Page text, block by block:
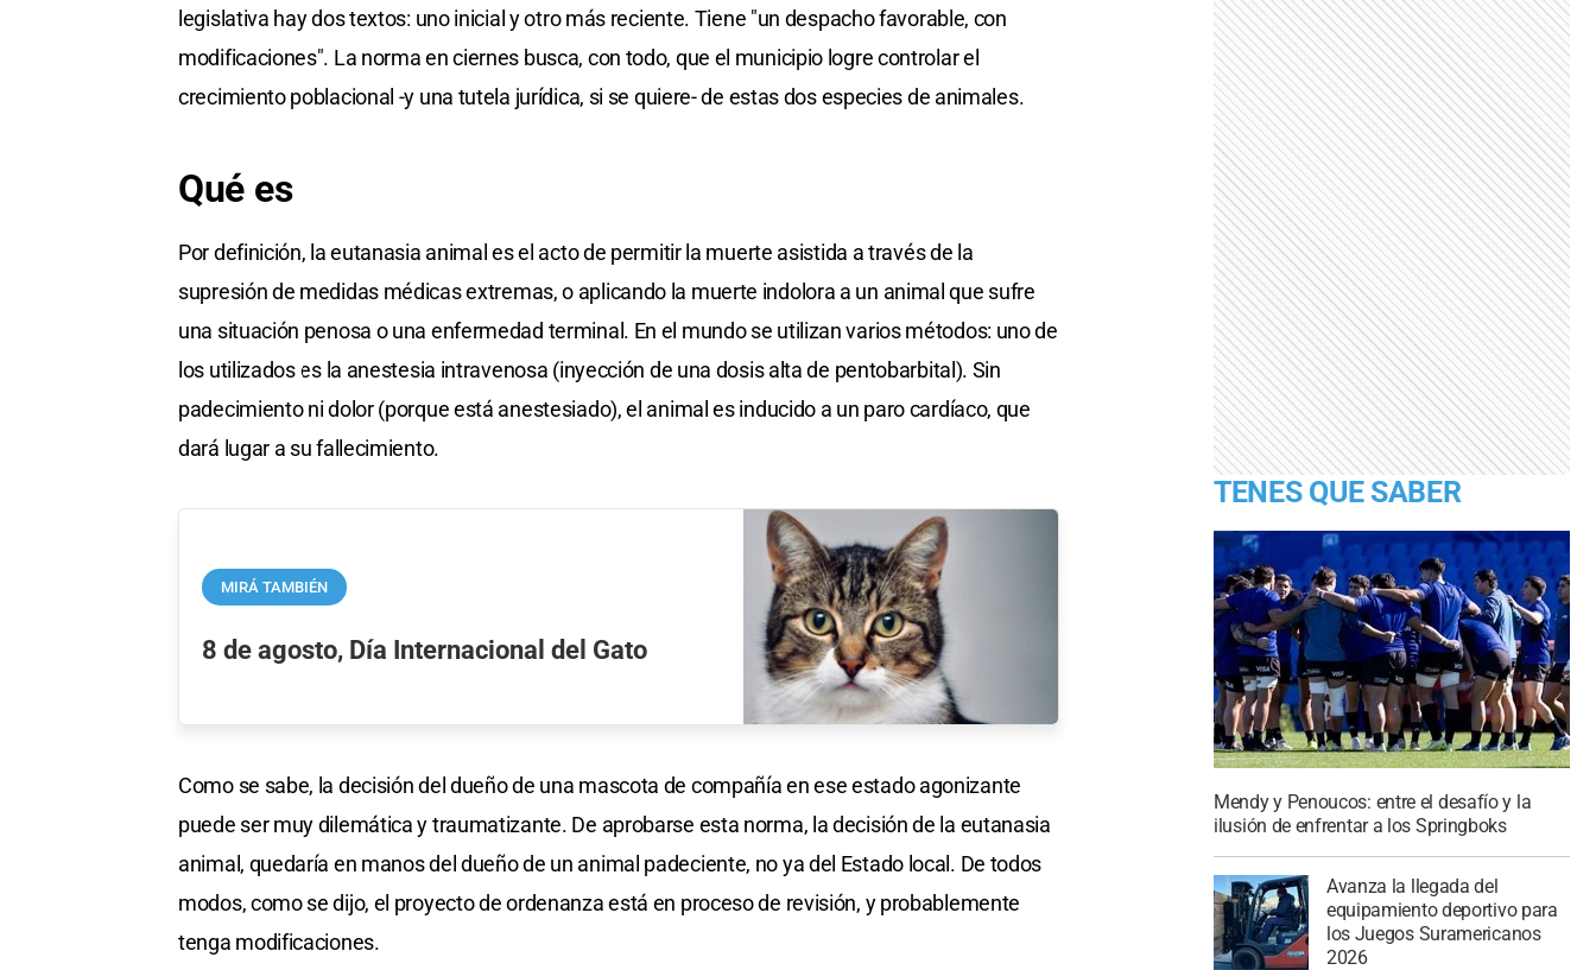
legislativa hay dos textos: uno inicial y otro más reciente. Tiene "un despacho favorable, con
modificaciones". La norma en ciernes busca, con todo, que el municipio logre controlar el
crecimiento poblacional -y una tutela jurídica, si se quiere- de estas dos especies de animales.
Qué es
Por definición, la eutanasia animal es el acto de permitir la muerte asistida a través de la
supresión de medidas médicas extremas, o aplicando la muerte indolora a un animal que sufre
una situación penosa o una enfermedad terminal. En el mundo se utilizan varios métodos: uno de
los utilizados es la anestesia intravenosa (inyección de una dosis alta de pentobarbital). Sin
padecimiento ni dolor (porque está anestesiado), el animal es inducido a un paro cardíaco, que
dará lugar a su fallecimiento.
MIRÁ TAMBIÉN
8 de agosto, Día Internacional del Gato
Como se sabe, la decisión del dueño de una mascota de compañía en ese estado agonizante
puede ser muy dilemática y traumatizante. De aprobarse esta norma, la decisión de la eutanasia
animal, quedaría en manos del dueño de un animal padeciente, no ya del Estado local. De todos
modos, como se dijo, el proyecto de ordenanza está en proceso de revisión, y probablemente
tenga modificaciones.
TENES QUE SABER
Mendy y Penoucos: entre el desafío y la
ilusión de enfrentar a los Springboks
Avanza la llegada del
equipamiento deportivo para
los Juegos Suramericanos
2026